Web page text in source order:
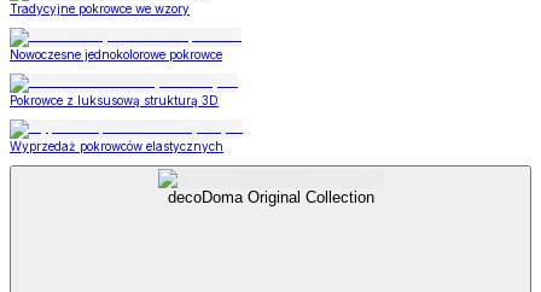
Tradycyjne pokrowce we wzory
Nowoczesne jednokolorowe pokrowce
Pokrowce z luksusową strukturą 3D
Wyprzedaż pokrowców elastycznych
decoDoma Original Collection